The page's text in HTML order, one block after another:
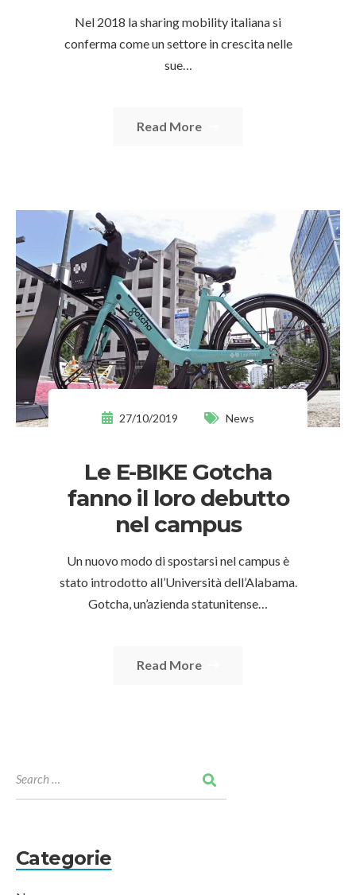
Nel 2018 la sharing mobility italiana si
conferma come un settore in crescita nelle
sue…
Read More
27/10/2019 News
Le E-BIKE Gotcha
fanno il loro debutto
nel campus
Un nuovo modo di spostarsi nel campus è
stato introdotto all’Università dell’Alabama.
Gotcha, un’azienda statunitense…
Read More
Categorie